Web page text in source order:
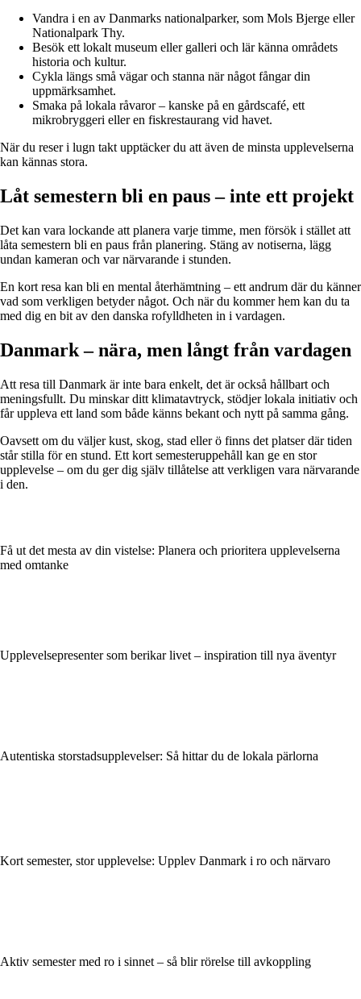
Vandra i en av Danmarks nationalparker, som Mols Bjerge eller
Nationalpark Thy.
Besök ett lokalt museum eller galleri och lär känna områdets
historia och kultur.
Cykla längs små vägar och stanna när något fångar din
uppmärksamhet.
Smaka på lokala råvaror – kanske på en gårdscafé, ett
mikrobryggeri eller en fiskrestaurang vid havet.
När du reser i lugn takt upptäcker du att även de minsta upplevelserna
kan kännas stora.
Låt semestern bli en paus – inte ett projekt
Det kan vara lockande att planera varje timme, men försök i stället att
låta semestern bli en paus från planering. Stäng av notiserna, lägg
undan kameran och var närvarande i stunden.
En kort resa kan bli en mental återhämtning – ett andrum där du känner
vad som verkligen betyder något. Och när du kommer hem kan du ta
med dig en bit av den danska rofylldheten in i vardagen.
Danmark – nära, men långt från vardagen
Att resa till Danmark är inte bara enkelt, det är också hållbart och
meningsfullt. Du minskar ditt klimatavtryck, stödjer lokala initiativ och
får uppleva ett land som både känns bekant och nytt på samma gång.
Oavsett om du väljer kust, skog, stad eller ö finns det platser där tiden
står stilla för en stund. Ett kort semesteruppehåll kan ge en stor
upplevelse – om du ger dig själv tillåtelse att verkligen vara närvarande
i den.
Få ut det mesta av din vistelse: Planera och prioritera upplevelserna
med omtanke
Upplevelsepresenter som berikar livet – inspiration till nya äventyr
Autentiska storstadsupplevelser: Så hittar du de lokala pärlorna
Kort semester, stor upplevelse: Upplev Danmark i ro och närvaro
Aktiv semester med ro i sinnet – så blir rörelse till avkoppling